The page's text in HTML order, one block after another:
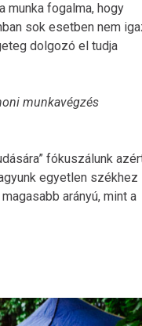
munka fogalma, hogy
sok esetben nem
dolgozó el tudja
munkavégzés
fókuszálunk
egyetlen székhez
arányú, mint a